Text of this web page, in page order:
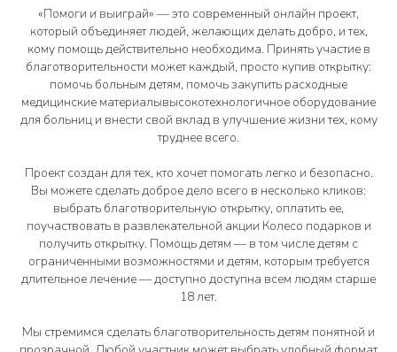
«Помоги и выиграй» — это современный онлайн проект,
который объединяет людей, желающих делать добро, и тех,
кому помощь действительно необходима. Принять участие в
благотворительности может каждый, просто купив открытку:
помочь больным детям, помочь закупить расходные
медицинские материалывысокотехнологичное оборудование
для больниц и внести свой вклад в улучшение жизни тех, кому
труднее всего.
Проект создан для тех, кто хочет помогать легко и безопасно.
Вы можете сделать доброе дело всего в несколько кликов:
выбрать благотворительную открытку, оплатить ее,
поучаствовать в развлекательной акции Колесо подарков и
получить открытку. Помощь детям — в том числе детям с
ограниченными возможностями и детям, которым требуется
длительное лечение — доступно доступна всем людям старше
18 лет.
Мы стремимся сделать благотворительность детям понятной и